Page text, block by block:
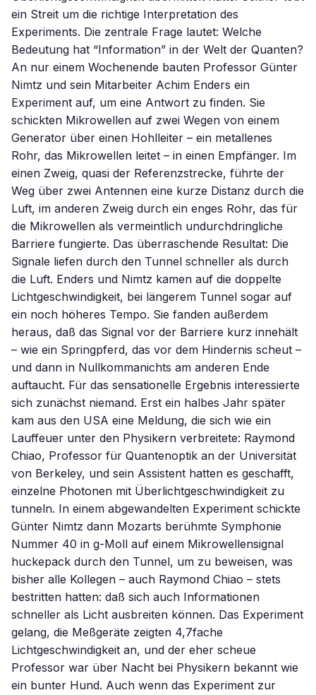
ein Streit um die richtige Interpretation des
Experiments. Die zentrale Frage lautet: Welche
Bedeutung hat “Information” in der Welt der Quanten?
An nur einem Wochenende bauten Professor Günter
Nimtz und sein Mitarbeiter Achim Enders ein
Experiment auf, um eine Antwort zu finden. Sie
schickten Mikrowellen auf zwei Wegen von einem
Generator über einen Hohlleiter – ein metallenes
Rohr, das Mikrowellen leitet – in einen Empfänger. Im
einen Zweig, quasi der Referenzstrecke, führte der
Weg über zwei Antennen eine kurze Distanz durch die
Luft, im anderen Zweig durch ein enges Rohr, das für
die Mikrowellen als vermeintlich undurchdringliche
Barriere fungierte. Das überraschende Resultat: Die
Signale liefen durch den Tunnel schneller als durch
die Luft. Enders und Nimtz kamen auf die doppelte
Lichtgeschwindigkeit, bei längerem Tunnel sogar auf
ein noch höheres Tempo. Sie fanden außerdem
heraus, daß das Signal vor der Barriere kurz innehält
– wie ein Springpferd, das vor dem Hindernis scheut –
und dann in Nullkommanichts am anderen Ende
auftaucht. Für das sensationelle Ergebnis interessierte
sich zunächst niemand. Erst ein halbes Jahr später
kam aus den USA eine Meldung, die sich wie ein
Lauffeuer unter den Physikern verbreitete: Raymond
Chiao, Professor für Quantenoptik an der Universität
von Berkeley, und sein Assistent hatten es geschafft,
einzelne Photonen mit Überlichtgeschwindigkeit zu
tunneln. In einem abgewandelten Experiment schickte
Günter Nimtz dann Mozarts berühmte Symphonie
Nummer 40 in g-Moll auf einem Mikrowellensignal
huckepack durch den Tunnel, um zu beweisen, was
bisher alle Kollegen – auch Raymond Chiao – stets
bestritten hatten: daß sich auch Informationen
schneller als Licht ausbreiten können. Das Experiment
gelang, die Meßgeräte zeigten 4,7fache
Lichtgeschwindigkeit an, und der eher scheue
Professor war über Nacht bei Physikern bekannt wie
ein bunter Hund. Auch wenn das Experiment zur